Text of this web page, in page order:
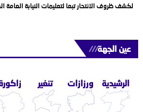
لكشف ظروف الانتحار تبعا لتعليمات النيابة العامة
عين الجهة///
الرشيدية ورزازات تنغير